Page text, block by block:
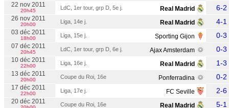
22 nov 2011
20h45 LdC, 1er tour, grp D, 5e j. Real Madrid 6-2
26 nov 2011
20h00 Liga, 14e j. Real Madrid 4-1
03 déc 2011
18h00 Liga, 15e j. Sporting Gijon 0-3
07 déc 2011
20h45 LdC, 1er tour, grp D, 6e j. Ajax Amsterdam 0-3
10 déc 2011
22h00 Liga, 16e j. Real Madrid 1-3
13 déc 2011
20h00 Coupe du Roi, 16e Ponferradina 0-2
17 déc 2011
22h00 Liga, 17e j. FC Seville 2-6
20 déc 2011 Coupe du Roi, 16e Real Madrid 5-1